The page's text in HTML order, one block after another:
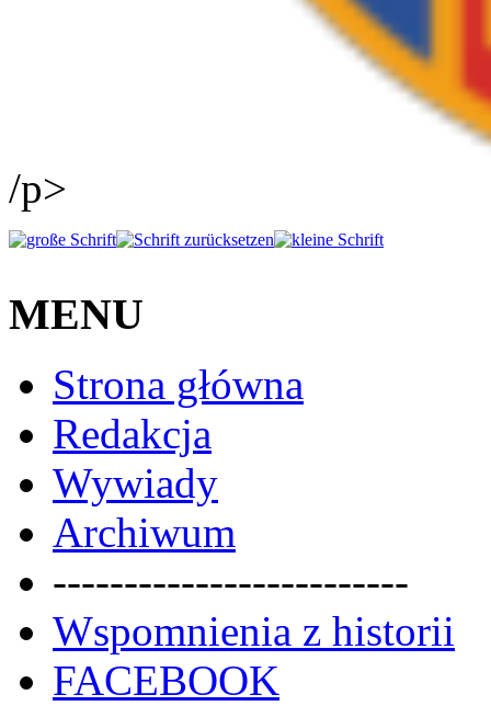
/p>
MENU
Strona główna
Redakcja
Wywiady
Archiwum
-------------------------
Wspomnienia z historii
FACEBOOK